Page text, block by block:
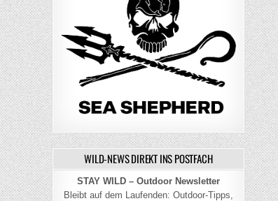
WILD-NEWS DIREKT INS POSTFACH
STAY WILD – Outdoor Newsletter
Bleibt auf dem Laufenden: Outdoor-Tipps,